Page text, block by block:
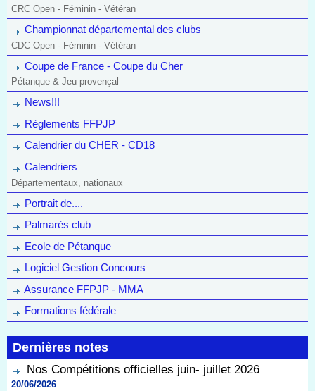
CRC Open - Féminin - Vétéran
Championnat départemental des clubs
CDC Open - Féminin - Vétéran
Coupe de France - Coupe du Cher
Pétanque & Jeu provençal
News!!!
Règlements FFPJP
Calendrier du CHER - CD18
Calendriers
Départementaux, nationaux
Portrait de....
Palmarès club
Ecole de Pétanque
Logiciel Gestion Concours
Assurance FFPJP - MMA
Formations fédérale
Dernières notes
Nos Compétitions officielles juin- juillet 2026
20/06/2026